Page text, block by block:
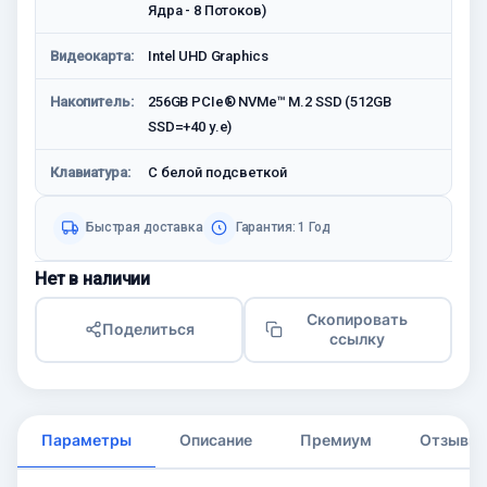
Ядра - 8 Потоков)
Видеокарта: Intel UHD Graphics
Накопитель:
256GB PCIe® NVMe™ M.2 SSD (512GB
SSD=+40 у.е)
Клавиатура: С белой подсветкой
Быстрая доставка Гарантия: 1 Год
Нет в наличии
Поделиться
Скопировать
ссылку
Параметры Описание Премиум Отзывы